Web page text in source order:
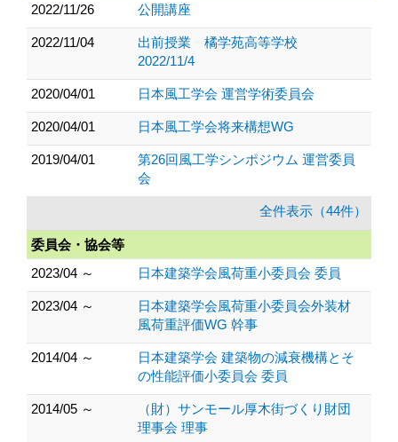
2022/11/26
公開講座
2022/11/04
出前授業 橘学苑高等学校
2022/11/4
2020/04/01 日本風工学会 運営学術委員会
2020/04/01 日本風工学会将来構想WG
2019/04/01
第26回風工学シンポジウム 運営委員
会
全件表示（44件）
委員会・協会等
2023/04 ～
日本建築学会風荷重小委員会 委員
2023/04 ～
日本建築学会風荷重小委員会外装材
風荷重評価WG 幹事
2014/04 ～
日本建築学会 建築物の減衰機構とそ
の性能評価小委員会 委員
2014/05 ～
（財）サンモール厚木街づくり財団
理事会 理事